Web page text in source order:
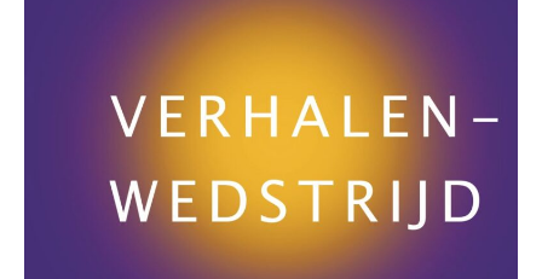
Verhuur
Over ons
Het Team